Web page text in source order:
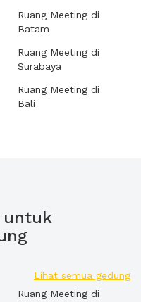
Ruang Meeting di
Batam
Ruang Meeting di
Surabaya
Ruang Meeting di
Bali
untuk
Lihat semua gedung
Ruang Meeting di